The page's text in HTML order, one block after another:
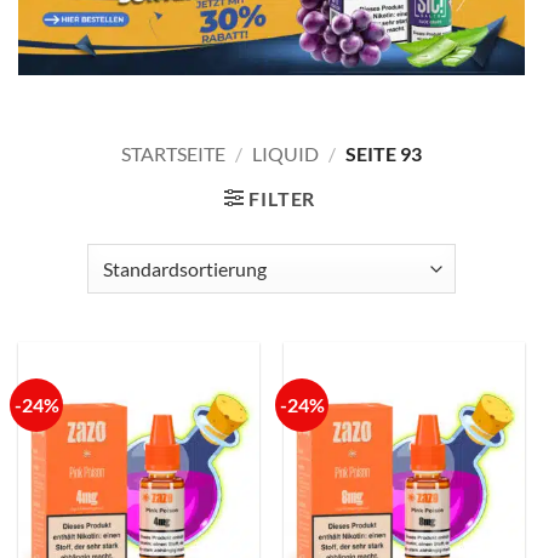
STARTSEITE / LIQUID / SEITE 93
FILTER
-24% -24%